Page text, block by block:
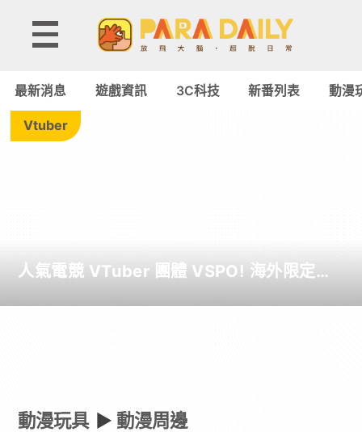
玩
動
漫
最新消息 遊戲資訊 3C科技 新番列表 動漫
Vtuber
人氣電競 VTuber 團體 VSPO! 海外限定聯
動漫玩具 ► 動漫周邊